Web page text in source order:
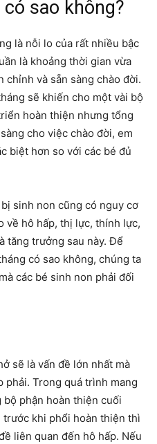
sao không?
là nỗi lo của rất nhiều bậc
là khoảng thời gian vừa
và sẵn sàng chào đời.
sẽ khiến cho một vài bộ
hoàn thiện nhưng tổng
cho việc chào đời, em
biệt hơn so với các bé đủ
sinh non cũng có nguy cơ
về hô hấp, thị lực, thính lực,
tăng trưởng sau này. Để
có sao không, chúng ta
các bé sinh non phải đối
sẽ là vấn đề lớn nhất mà
phải. Trong quá trình mang
phận hoàn thiện cuối
khi phổi hoàn thiện thì
liên quan đến hô hấp. Nếu